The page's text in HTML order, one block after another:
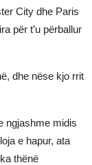
City dhe Paris
për t’u përballur
dhe nëse kjo rrit
ngjashme midis
e hapur, ata
thënë